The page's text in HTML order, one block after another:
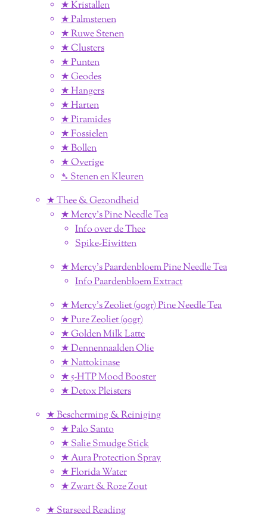
★ Kristallen
★ Palmstenen
★ Ruwe Stenen
★ Clusters
★ Punten
★ Geodes
★ Hangers
★ Harten
★ Piramides
★ Fossielen
★ Bollen
★ Overige
➴ Stenen en Kleuren
★ Thee & Gezondheid
★ Mercy's Pine Needle Tea
Info over de Thee
Spike-Eiwitten
★ Mercy's Paardenbloem Pine Needle Tea
Info Paardenbloem Extract
★ Mercy's Zeoliet (90gr) Pine Needle Tea
★ Pure Zeoliet (90gr)
★ Golden Milk Latte
★ Dennennaalden Olie
★ Nattokinase
★ 5-HTP Mood Booster
★ Detox Pleisters
★ Bescherming & Reiniging
★ Palo Santo
★ Salie Smudge Stick
★ Aura Protection Spray
★ Florida Water
★ Zwart & Roze Zout
★ Starseed Reading